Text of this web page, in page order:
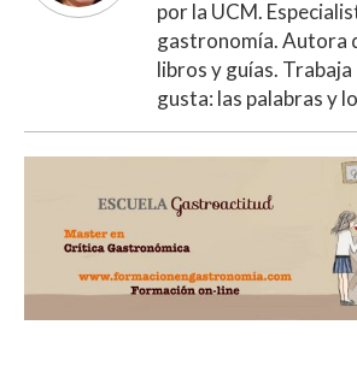
por la UCM.
gastronomía. Autora
libros y guías. Trabaja
gusta: las palabras y